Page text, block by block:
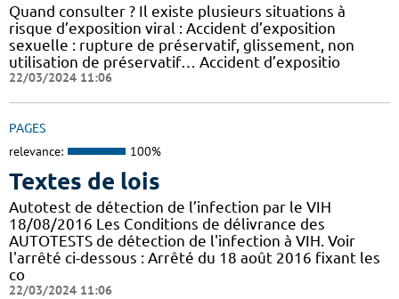
Quand consulter ? Il existe plusieurs situations à
risque d’exposition viral : Accident d’exposition
sexuelle : rupture de préservatif, glissement, non
utilisation de préservatif… Accident d’expositio
22/03/2024 11:06
PAGES
relevance: 100%
Textes de lois
Autotest de détection de l’infection par le VIH
18/08/2016 Les Conditions de délivrance des
AUTOTESTS de détection de l'infection à VIH. Voir
l'arrêté ci-dessous : Arrêté du 18 août 2016 fixant les
co
22/03/2024 11:06